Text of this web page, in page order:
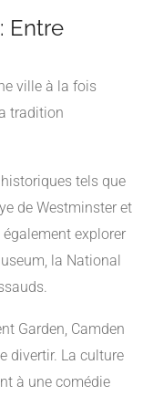
Entre
ville à la fois
tradition
tels que
de Westminster et
explorer
la National
Garden, Camden
divertir. La culture
à une comédie